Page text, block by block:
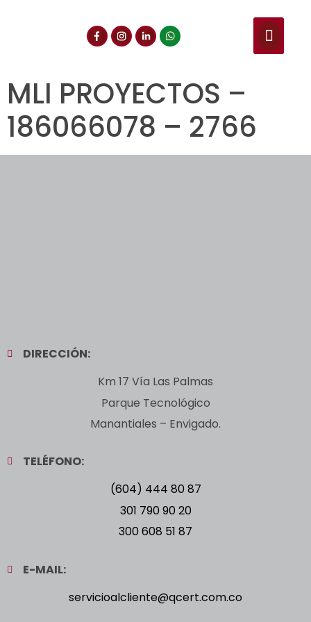
MLI PROYECTOS –
186066078 – 2766
DIRECCIÓN:
Km 17 Vía Las Palmas
Parque Tecnológico
Manantiales – Envigado.
TELÉFONO:
(604) 444 80 87
301 790 90 20
300 608 51 87
E-MAIL:
servicioalcliente@qcert.com.co